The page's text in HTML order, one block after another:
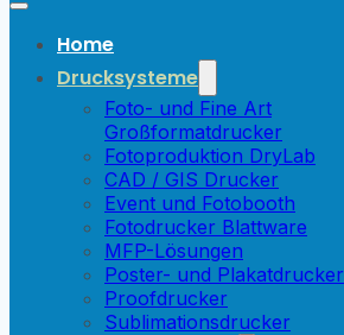
Home
Drucksysteme
Foto- und Fine Art
Großformatdrucker
Fotoproduktion DryLab
CAD / GIS Drucker
Event und Fotobooth
Fotodrucker Blattware
MFP-Lösungen
Poster- und Plakatdrucker
Proofdrucker
Sublimationsdrucker